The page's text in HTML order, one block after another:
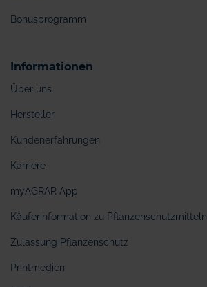
Bonusprogramm
Informationen
Über uns
Hersteller
Kundenerfahrungen
Karriere
myAGRAR App
Käuferinformation zu Pflanzenschutzmitteln
Zulassung Pflanzenschutz
Printmedien